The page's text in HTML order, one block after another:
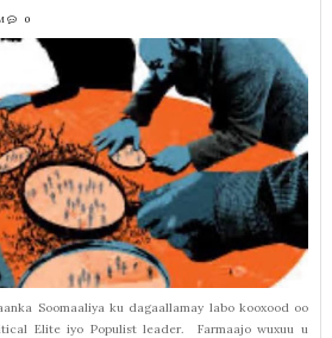
0
Soomaaliya ku dagaallamay labo kooxood oo
Elite iyo Populist leader. Farmaajo wuxuu u